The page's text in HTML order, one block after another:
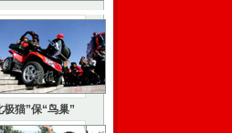
极猫”保“鸟巢”